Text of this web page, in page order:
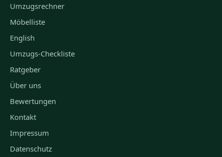
Umzugsrechner
Möbelliste
English
Umzugs-Checkliste
Ratgeber
Über uns
Bewertungen
Kontakt
Impressum
Datenschutz